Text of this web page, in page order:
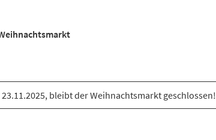
bleibt der Weihnachtsmarkt geschlossen!